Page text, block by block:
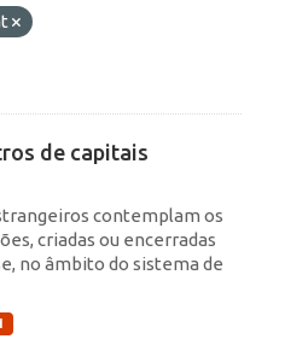
de capitais
contemplam os
criadas ou encerradas
no âmbito do sistema de